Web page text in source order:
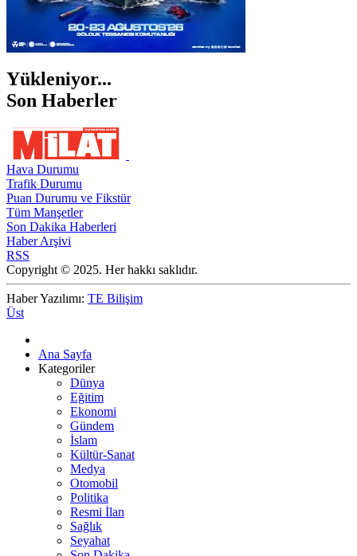
Yükleniyor...
Son Haberler
Hava Durumu
Trafik Durumu
Puan Durumu ve Fikstür
Tüm Manşetler
Son Dakika Haberleri
Haber Arşivi
RSS
Copyright © 2025. Her hakkı saklıdır.
Haber Yazılımı: TE Bilişim
Üst
Ana Sayfa
Kategoriler
Dünya
Eğitim
Ekonomi
Gündem
İslam
Kültür-Sanat
Medya
Otomobil
Politika
Resmi İlan
Sağlık
Seyahat